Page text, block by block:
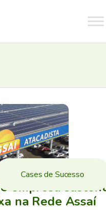
empresa
na Rede Assaí
Cases de Sucesso